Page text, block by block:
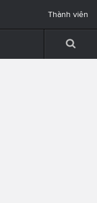
Thành viên